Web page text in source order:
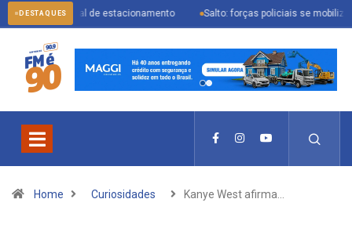
DESTAQUES
de estacionamento Salto: forças policiais se mobilizam para
Home Curiosidades Kanye West afirma…